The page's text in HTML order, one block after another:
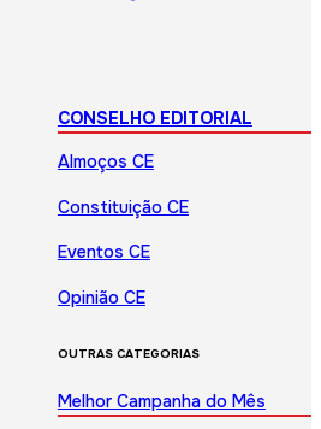
CONSELHO EDITORIAL
Almoços CE
Constituição CE
Eventos CE
Opinião CE
OUTRAS CATEGORIAS
Melhor Campanha do Mês